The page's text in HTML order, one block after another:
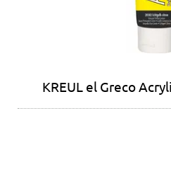
KREUL el Greco